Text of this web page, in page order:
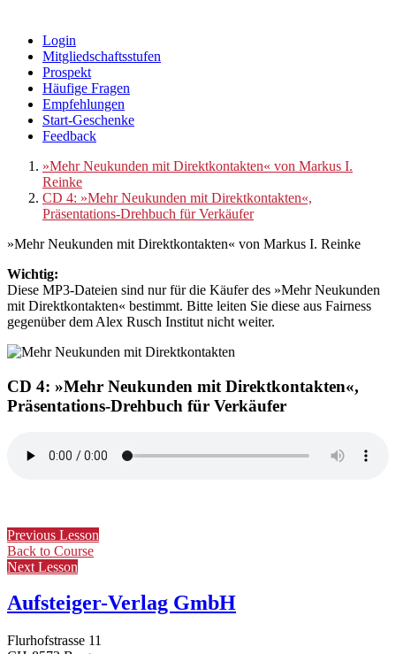
Login
Mitgliedschaftsstufen
Prospekt
Häufige Fragen
Empfehlungen
Start-Geschenke
Feedback
»Mehr Neukunden mit Direktkontakten« von Markus I.
Reinke
CD 4: »Mehr Neukunden mit Direktkontakten«,
Präsentations-Drehbuch für Verkäufer
»Mehr Neukunden mit Direktkontakten« von Markus I. Reinke
Wichtig:
Diese MP3-Dateien sind nur für die Käufer des »Mehr Neukunden
mit Direktkontakten« bestimmt. Bitte leiten Sie diese aus Fairness
gegenüber dem Alex Rusch Institut nicht weiter.
CD 4: »Mehr Neukunden mit Direktkontakten«,
Präsentations-Drehbuch für Verkäufer
Previous Lesson
Back to Course
Next Lesson
Aufsteiger-Verlag GmbH
Flurhofstrasse 11